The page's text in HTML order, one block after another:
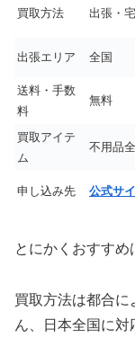
買取方法 出張・
出張エリア 全国
送料・手数
料
無料
買取アイテ
ム
不用品
申し込み先 公式サ
とにかくおすすめ
買取方法は都合に
ん、日本全国に対